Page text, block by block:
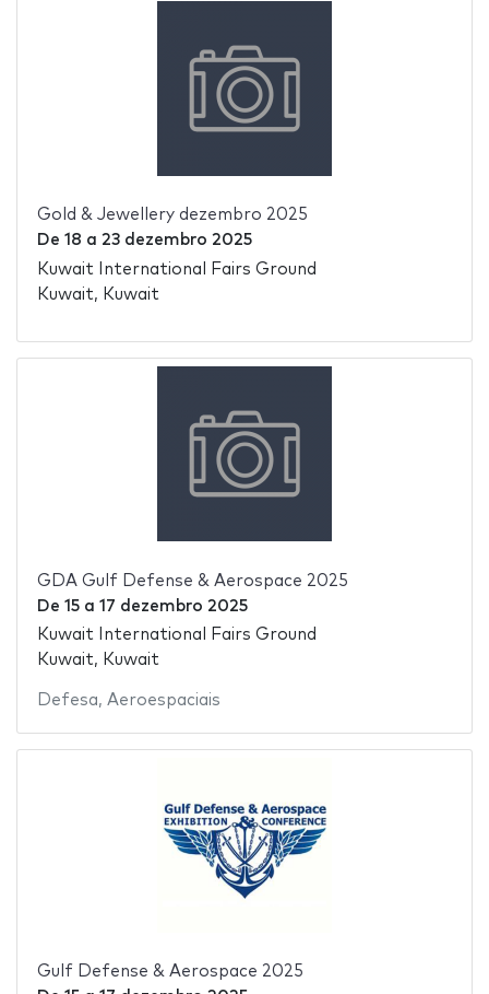
Gold & Jewellery dezembro 2025
De 18 a 23 dezembro 2025
Kuwait International Fairs Ground
Kuwait, Kuwait
GDA Gulf Defense & Aerospace 2025
De 15a 17 dezembro 2025
Kuwait International Fairs Ground
Kuwait, Kuwait
Defesa, Aeroespaciais
Gulf Defense & Aerospace 2025